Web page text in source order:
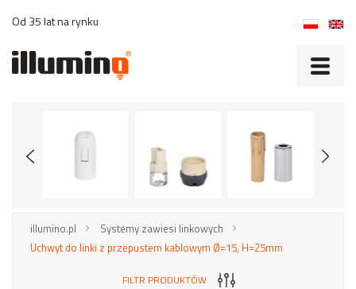
Od 35 lat na rynku
illumino.pl
Systemy zawiesi linkowych
Uchwyt do linki z przepustem kablowym Ø=15, H=25mm
FILTR PRODUKTÓW